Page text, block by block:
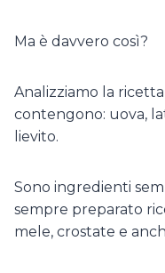
Ma è davvero così?
Analizziamo la
contengono: uova,
lievito.
Sono ingredienti
sempre preparato
mele, crostate e